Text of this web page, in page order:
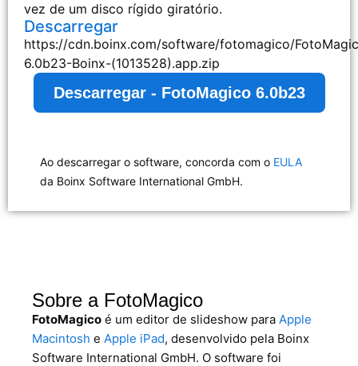
vez de um disco rígido giratório.
Descarregar
https://cdn.boinx.com/software/fotomagico/
6.0b23-Boinx-(1013528).app.zip
Descarregar - FotoMagico 6.0b23
Ao descarregar o software, concorda com o EULA
da Boinx Software International GmbH.
Sobre a FotoMagico
FotoMagico é um editor de slideshow para Apple
Macintosh e Apple iPad, desenvolvido pela Boinx
Software International GmbH. O software foi